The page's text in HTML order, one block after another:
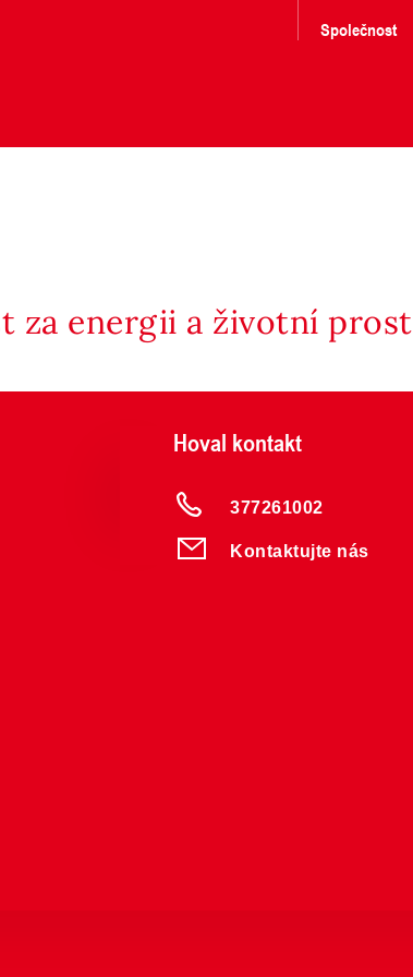
Společnost
za energii a životní
Hoval kontakt
377261002
Kontaktujte nás